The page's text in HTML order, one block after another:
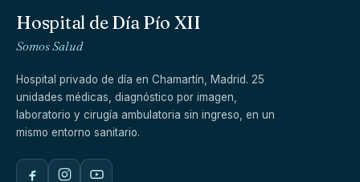
Hospital de Día Pío XII
Somos Salud
Hospital privado de día en Chamartín, Madrid. 25
unidades médicas, diagnóstico por imagen,
laboratorio y cirugía ambulatoria sin ingreso, en un
mismo entorno sanitario.